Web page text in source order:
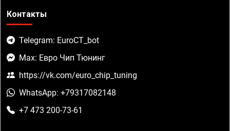
Контакты
Telegram: EuroCT_bot
Max: Евро Чип Тюнинг
https://vk.com/euro_chip_tuning
WhatsApp: +79317082148
+7 473 200-73-61